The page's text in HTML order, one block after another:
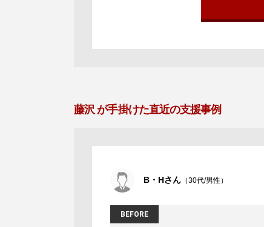
藤沢 が手掛けた直近の支援事例
B・Hさん （30代/男性）
BEFORE